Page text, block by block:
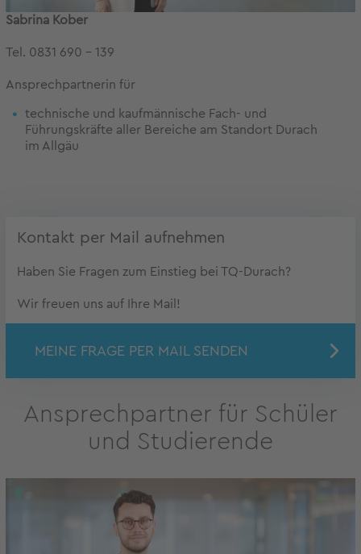
Sabrina Kober
Tel. 0831 690 - 139
Ansprechpartnerin für
technische und kaufmännische Fach- und
Führungskräfte aller Bereiche am Standort Durach
im Allgäu
Kontakt per Mail aufnehmen
Haben Sie Fragen zum Einstieg bei TQ-Durach?
Wir freuen uns auf Ihre Mail!
MEINE FRAGE PER MAIL SENDEN
Ansprechpartner für Schüler
und Studierende